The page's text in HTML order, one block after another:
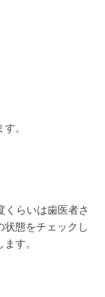
。
くらいは歯医者さ
状態をチェックし
す。